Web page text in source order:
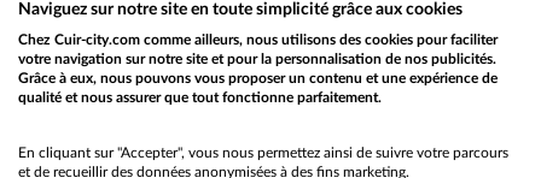
Would you like to be redirected to our English site?
No
Naviguez sur notre site en toute simplicité grâce aux cookies
Chez Cuir-city.com comme ailleurs, nous utilisons des cookies pour faciliter
votre navigation sur notre site et pour la personnalisation de nos publicités.
Grâce à eux, nous pouvons vous proposer un contenu et une expérience de
qualité et nous assurer que tout fonctionne parfaitement.
En cliquant sur "Accepter", vous nous permettez ainsi de suivre votre parcours
et de recueillir des données anonymisées à des fins marketing.